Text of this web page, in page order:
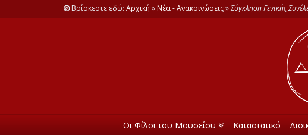
Βρίσκεστε εδώ: Αρχική » Νέα - Ανακοινώσεις»Σύγκληση Γενικής
Οι Φίλοι του Μουσείου Καταστατικό